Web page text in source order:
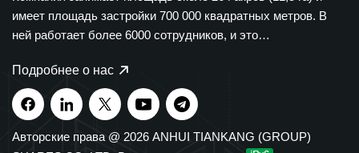
имеет площадь застройки 700 000 квадратных метров. В
ней работает более 6000 сотрудников, и это
множество отраслей. Группа компаний Tiankang
специализируется на производстве приборов и
измерительных приборов, оптических кабелей,
медицинской и фармацевтической продукции,
Подробнее о нас
Авторские права @ 2026 ANHUI TIANKANG (GROUP)